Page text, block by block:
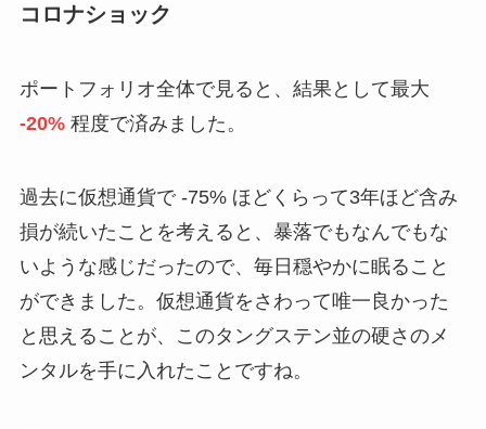
コロナショック
ポートフォリオ全体で見ると、結果として最大
-20%程度で済みました。
過去に仮想通貨で -75% ほどくらって3年ほど含み
損が続いたことを考えると、暴落でもなんでもな
いような感じだったので、毎日穏やかに眠ること
ができました。仮想通貨をさわって唯一良かった
と思えることが、このタングステン並の硬さのメ
ンタルを手に入れたことですね。